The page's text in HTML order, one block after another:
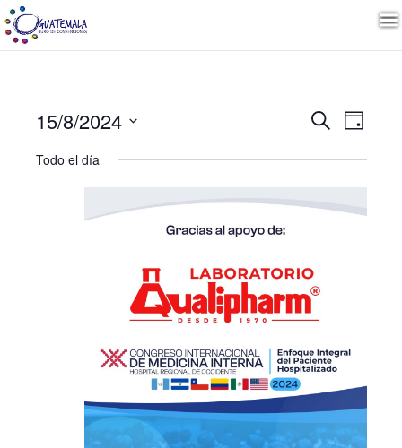
de
y
vistas
de
Buscar
de
vistas
Día
15/8/2024
fecha.
Todo el día